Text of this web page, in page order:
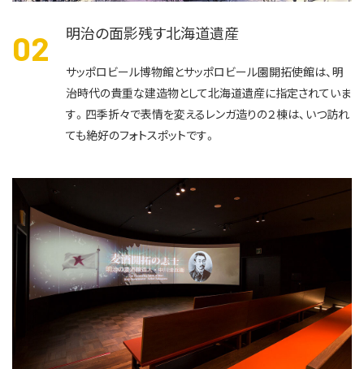
0 明治の面影残す北海道遺産
サッポロビール博物館とサッポロビール園開拓使館は、明
治時代の貴重な建造物として北海道遺産に指定されていま
す。四季折々で表情を変えるレンガ造りの２棟は、いつ訪れ
ても絶好のフォトスポットです。